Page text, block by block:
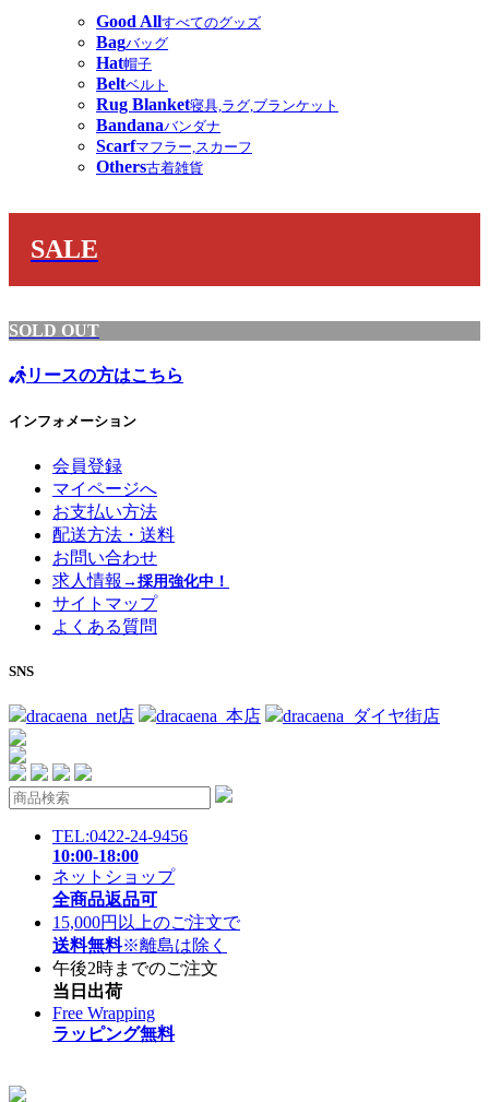
Good Allすべてのグッズ
Bagバッグ
Hat帽子
Beltベルト
Rug Blanket寝具,ラグ,ブランケット
Bandanaバンダナ
Scarfマフラー,スカーフ
Others古着雑貨
SALE
SOLD OUT
リースの方はこちら
インフォメーション
会員登録
マイページへ
お支払い方法
配送方法・送料
お問い合わせ
求人情報 →採用強化中！
サイトマップ
よくある質問
SNS
dracaena_net店 dracaena_本店 dracaena_ダイヤ街店
TEL:0422-24-9456
10:00-18:00
ネットショップ
全商品返品可
15,000円以上のご注文で
送料無料※離島は除く
午後2時までのご注文
当日出荷
Free Wrapping
ラッピング無料